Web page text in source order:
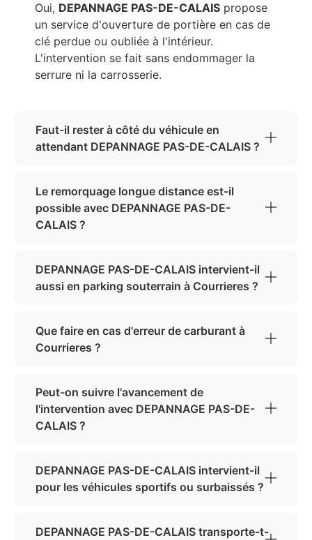
Oui, DEPANNAGE PAS-DE-CALAIS propose
un service d'ouverture de portière en cas de
clé perdue ou oubliée à l'intérieur.
L'intervention se fait sans endommager la
serrure ni la carrosserie.
Faut-il rester à côté du véhicule en
attendant DEPANNAGE PAS-DE-CALAIS ?
Le remorquage longue distance est-il
possible avec DEPANNAGE PAS-DE-
CALAIS ?
DEPANNAGE PAS-DE-CALAIS intervient-il
aussi en parking souterrain à Courrieres ?
Que faire en cas d'erreur de carburant à
Courrieres ?
Peut-on suivre l'avancement de
l'intervention avec DEPANNAGE PAS-DE-
CALAIS ?
DEPANNAGE PAS-DE-CALAIS intervient-il
pour les véhicules sportifs ou surbaissés ?
DEPANNAGE PAS-DE-CALAIS transporte-t-